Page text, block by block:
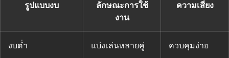
รูปแบบงบ
ลักษณะการใช้
งาน
ความเสี่ยง
งบต่ำ แบ่งเล่นหลายคู่ ควบคุมง่าย